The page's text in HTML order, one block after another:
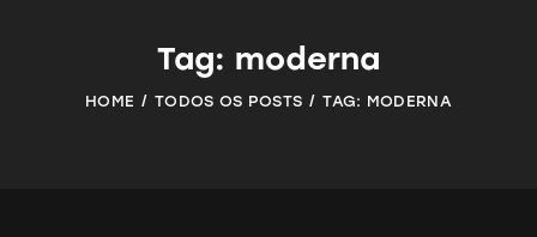
Tag: moderna
HOME TODOS OS POSTS TAG: MODERNA